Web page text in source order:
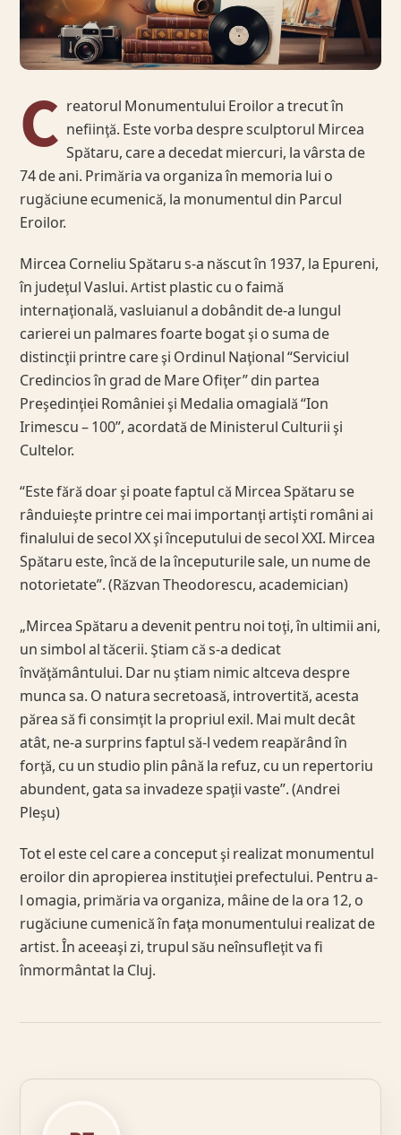
C reatorul Monumentului Eroilor a trecut în
nefiinţă. Este vorba despre sculptorul Mircea
Spătaru, care a decedat miercuri, la vârsta de
74 de ani. Primăria va organiza în memoria lui o
rugăciune ecumenică, la monumentul din Parcul
Eroilor.
Mircea Corneliu Spătaru s-a născut în 1937, la Epureni,
în judeţul Vaslui. Artist plastic cu o faimă
internaţională, vasluianul a dobândit de-a lungul
carierei un palmares foarte bogat şi o suma de
distincţii printre care şi Ordinul Naţional “Serviciul
Credincios în grad de Mare Ofiţer” din partea
Preşedinţiei României şi Medalia omagială “Ion
Irimescu – 100”, acordată de Ministerul Culturii şi
Cultelor.
“Este fără doar şi poate faptul că Mircea Spătaru se
rânduieşte printre cei mai importanţi artişti români ai
finalului de secol XX şi începutului de secol XXI. Mircea
Spătaru este, încă de la începuturile sale, un nume de
notorietate”. (Răzvan Theodorescu, academician)
„Mircea Spătaru a devenit pentru noi toţi, în ultimii ani,
un simbol al tăcerii. Ştiam că s-a dedicat
învăţământului. Dar nu ştiam nimic altceva despre
munca sa. O natura secretoasă, introvertită, acesta
părea să fi consimţit la propriul exil. Mai mult decât
atât, ne-a surprins faptul să-l vedem reapărând în
forţă, cu un studio plin până la refuz, cu un repertoriu
abundent, gata sa invadeze spaţii vaste”. (Andrei
Pleşu)
Tot el este cel care a conceput şi realizat monumentul
eroilor din apropierea instituţiei prefectului. Pentru a-
l omagia, primăria va organiza, mâine de la ora 12, o
rugăciune cumenică în faţa monumentului realizat de
artist. În aceeaşi zi, trupul său neînsufleţit va fi
înmormântat la Cluj.